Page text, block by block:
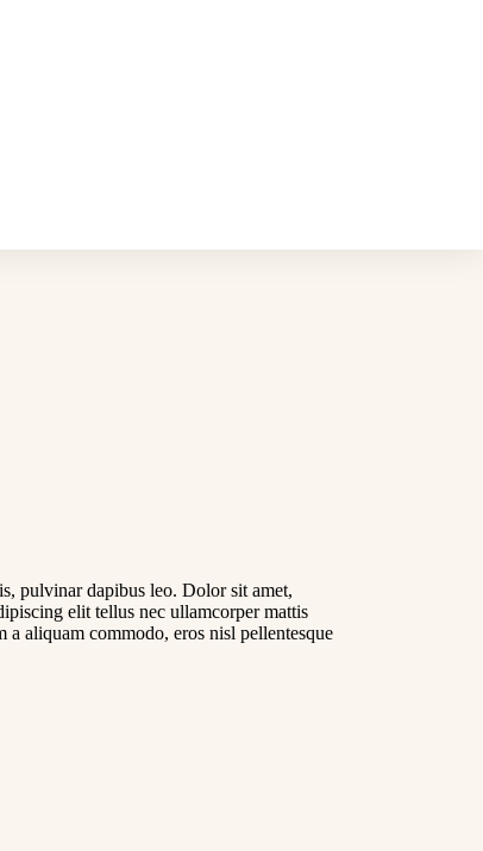
pulvinar dapibus leo. Dolor sit amet,
elit tellus nec ullamcorper mattis
aliquam commodo, eros nisl pellentesque